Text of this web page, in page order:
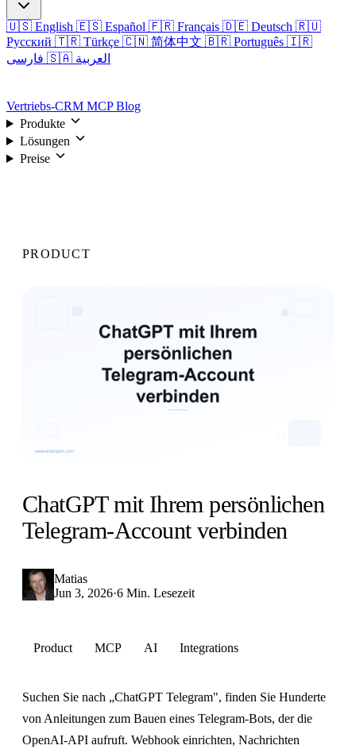
🇺🇸 English 🇪🇸 Español 🇫🇷 Français 🇩🇪 Deutsch 🇷🇺
Русский 🇹🇷 Türkçe 🇨🇳 简体中文 🇧🇷 Português 🇮🇷
🇸🇦 العربية
Vertriebs-CRM MCPBlog
Produkte
Lösungen
Preise
PRODUCT
ChatGPT mit Ihrem persönlichen
Telegram-Account verbinden
Matias
Jun 3, 2026·6 Min. Lesezeit
Product MCP AI Integrations
Suchen Sie nach „ChatGPT Telegram", finden Sie Hunderte
von Anleitungen zum Bauen eines Telegram-Bots, der die
OpenAI-API aufruft. Webhook einrichten, Nachrichten